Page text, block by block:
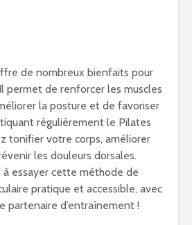
de nombreux bienfaits pour
permet de renforcer les muscles
la posture et de favoriser
régulièrement le Pilates
tonifier votre corps, améliorer
les douleurs dorsales.
à essayer cette méthode de
pratique et accessible, avec
partenaire d’entraînement !